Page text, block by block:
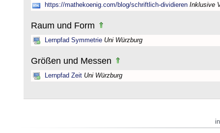
https://mathekoenig.com/blog/schriftlich-dividieren Inklusive
Raum und Form
Lernpfad Symmetrie Uni Würzburg
Größen und Messen
Lernpfad Zeit Uni Würzburg